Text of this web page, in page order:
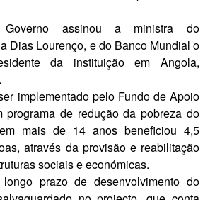
assinou a ministra do
Dias Lourenço, e do Banco Mundial o
da institui­ção em Angola,
implementa­do pelo Fundo de Apoio
programa de redução da pobreza do
mais de 14 anos beneficiou 4,5
através da provisão e reabilitação
sociais e económicas.
prazo de desenvolvimento do